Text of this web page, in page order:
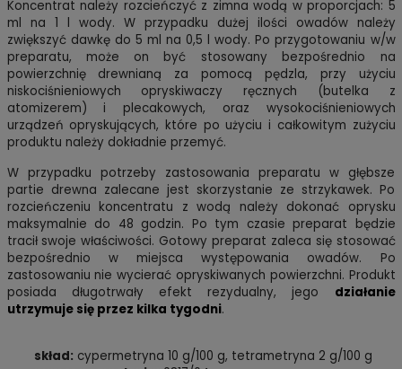
Koncentrat należy rozcieńczyć z zimna wodą w proporcjach: 5
ml na 1 l wody. W przypadku dużej ilości owadów należy
zwiększyć dawkę do 5 ml na 0,5 l wody. Po przygotowaniu w/w
preparatu, może on być stosowany bezpośrednio na
powierzchnię drewnianą za pomocą pędzla, przy użyciu
niskociśnieniowych opryskiwaczy ręcznych (butelka z
atomizerem) i plecakowych, oraz wysokociśnieniowych
urządzeń opryskujących, które po użyciu i całkowitym zużyciu
produktu należy dokładnie przemyć.
W przypadku potrzeby zastosowania preparatu w głębsze
partie drewna zalecane jest skorzystanie ze strzykawek. Po
rozcieńczeniu koncentratu z wodą należy dokonać oprysku
maksymalnie do 48 godzin. Po tym czasie preparat będzie
tracił swoje właściwości. Gotowy preparat zaleca się stosować
bezpośrednio w miejsca występowania owadów. Po
zastosowaniu nie wycierać opryskiwanych powierzchni. Produkt
posiada długotrwały efekt rezydualny, jego działanie
utrzymuje się przez kilka tygodni.
skład: cypermetryna 10 g/100 g, tetrametryna 2 g/100 g